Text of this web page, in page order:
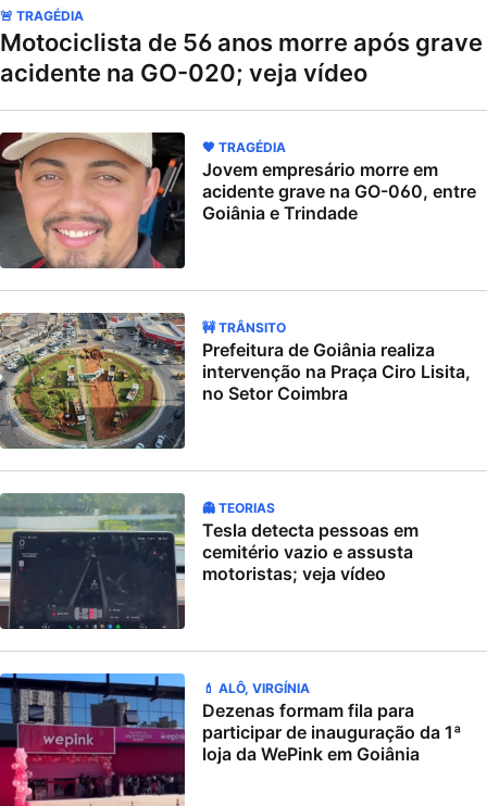
🚨 TRAGÉDIA
Motociclista de 56 anos morre após grave
acidente na GO-020; veja vídeo
🖤 TRAGÉDIA
Jovem empresário morre em
acidente grave na GO-060, entre
Goiânia e Trindade
🚧 TRÂNSITO
Prefeitura de Goiânia realiza
intervenção na Praça Ciro Lisita,
no Setor Coimbra
👻 TEORIAS
Tesla detecta pessoas em
cemitério vazio e assusta
motoristas; veja vídeo
💄 ALÔ, VIRGÍNIA
Dezenas formam fila para
participar de inauguração da 1ª
loja da WePink em Goiânia